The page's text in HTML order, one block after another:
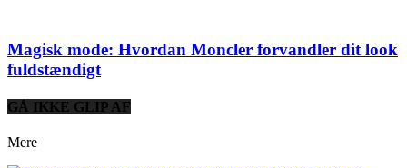
Magisk mode: Hvordan Moncler forvandler dit look
fuldstændigt
GÅ IKKE GLIP AF
Mere